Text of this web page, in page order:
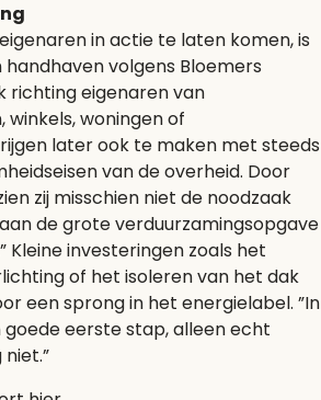
in actie te laten komen, is
volgens Bloemers
richting eigenaren van
winkels, woningen of
later ook te maken met steeds
van de overheid. Door
zij misschien niet de noodzaak
de grote verduurzamingsopgave
Kleine investeringen zoals het
of het isoleren van het dak
een sprong in het energielabel. ”In
goede eerste stap, alleen echt